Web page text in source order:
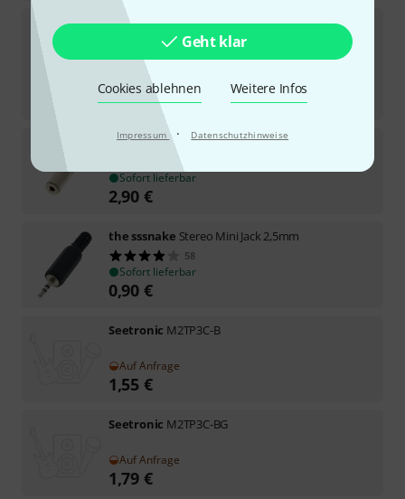
Geht klar
Cookies ablehnen Weitere Infos
Impressum · Datenschutzhinweise
HiconHI-J35SEFD
68
Sofort lieferbar
€
UVP:8,28
-34%
ThomannMini Jack stereo 3,5mm female
Sofort lieferbar
2,90 €
the sssnake Stereo Mini Jack 2,5mm
58
Sofort lieferbar
0,90 €
Seetronic M2TP3C-B
Auf Anfrage
1,55 €
Seetronic M2TP3C-BG
Auf Anfrage
1,79 €